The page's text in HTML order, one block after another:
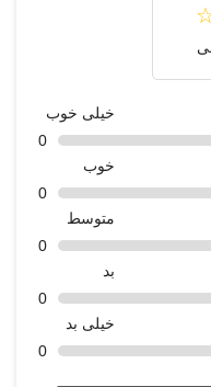
خیلی خوب
0
خوب
0
متوسط
0
بد
0
خیلی بد
0